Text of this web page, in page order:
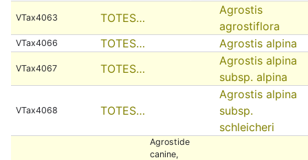
VTax4063 TOTES…
Agrostis
agrostiflora
VTax4066 TOTES… Agrostis alpina
VTax4067 TOTES…
Agrostis alpina
subsp. alpina
VTax4068 TOTES…
Agrostis alpina
subsp.
schleicheri
Agrostide
canine,